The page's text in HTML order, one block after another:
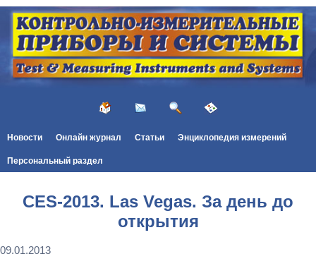
Новости Онлайн журнал Статьи Энциклопедия измерений
Персональный раздел
CES-2013. Las Vegas. За день до
открытия
09.01.2013